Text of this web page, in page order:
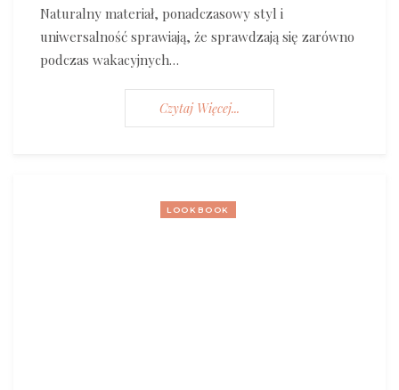
Naturalny materiał, ponadczasowy styl i
uniwersalność sprawiają, że sprawdzają się zarówno
podczas wakacyjnych…
Czytaj Więcej...
LOOKBOOK